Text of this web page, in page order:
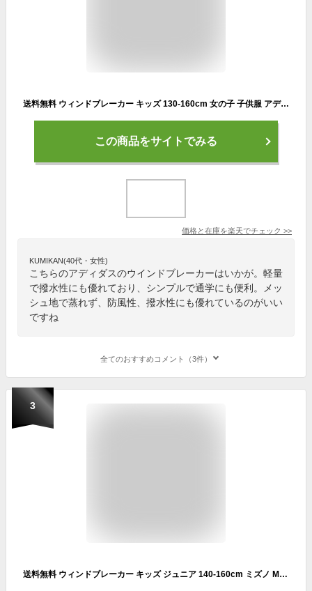
送料無料 ウィンドブレーカー キッズ 130-160cm 女の子 子供服 アディダス adidas ガールズ カラーブロック ウィンドジャケット/スポーツウェア 裏メッシュ 防風 撥水 カジュアル 子ども 女児 上着 羽織り/BUK53
この商品をサイトでみる
価格と在庫を楽天でチェック >>
KUMIKAN(40代・女性)
こちらのアディダスのウインドブレーカーはいかが。軽量
で撥水性にも優れており、シンプルで通学にも便利。メッ
シュ地で蒸れず、防風性、撥水性にも優れているのがいい
ですね
全てのおすすめコメント（3件）
3
送料無料 ウィンドブレーカー キッズ ジュニア 140-160cm ミズノ MIZUNO ジャケット 裏メッシュ 子供服/スポーツウェア 防風 野球 トレーニング 子ども アスター グローバルエリート 上着 秋冬/12JE2W76